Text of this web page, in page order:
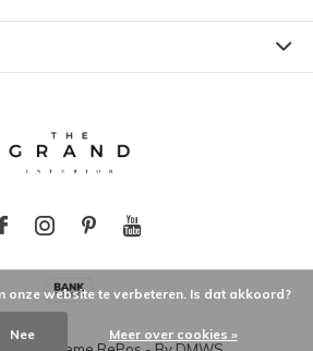
onze website te verbeteren. Is dat akkoord?
Nee Meer over cookies »